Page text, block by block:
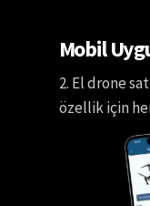
Mobil
2. El drone
özellik için